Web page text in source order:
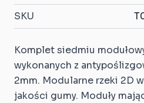
SKU
Komplet siedmiu
wykonanych z
2mm. Modularne rzeki 2D
jakości gumy. Moduły